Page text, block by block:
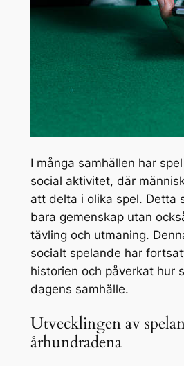
I många samhällen har
social aktivitet, där
att delta i olika spel. Detta
bara gemenskap utan
tävling och utmaning.
socialt spelande har
historien och påverkat hur
dagens samhälle.
Utvecklingen av
århundradena